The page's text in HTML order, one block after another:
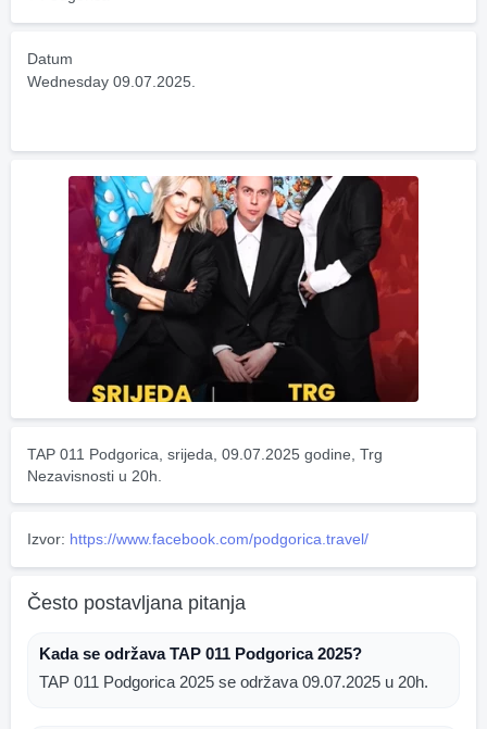
Datum
Wednesday 09.07.2025.
TAP 011 Podgorica, srijeda, 09.07.2025 godine, Trg
Nezavisnosti u 20h.
Izvor: https://www.facebook.com/podgorica.travel/
Često postavljana pitanja
Kada se održava TAP 011 Podgorica 2025?
TAP 011 Podgorica 2025 se održava 09.07.2025 u 20h.